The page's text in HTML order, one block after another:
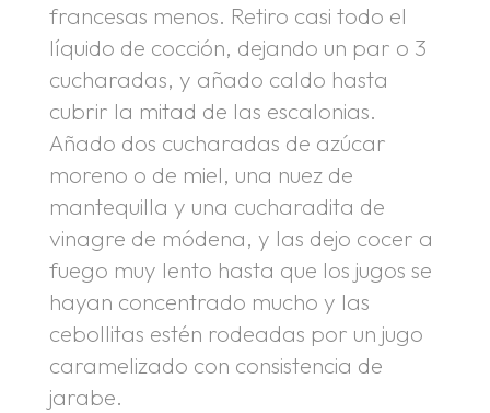
francesas menos. Retiro casi todo el
líquido de cocción, dejando un par o 3
cucharadas, y añado caldo hasta
cubrir la mitad de las escalonias.
Añado dos cucharadas de azúcar
moreno o de miel, una nuez de
mantequilla y una cucharadita de
vinagre de módena, y las dejo cocer a
fuego muy lento hasta que los jugos se
hayan concentrado mucho y las
cebollitas estén rodeadas por un jugo
caramelizado con consistencia de
jarabe.